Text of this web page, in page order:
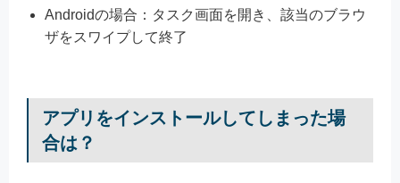
Androidの場合：タスク画面を開き、該当のブラウ
ザをスワイプして終了
アプリをインストールしてしまった場
合は？